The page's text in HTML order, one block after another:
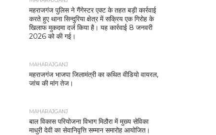
महराजगंज पुलिस ने गैंगेस्टर एक्ट के तहत बड़ी कार्रवाई
करते हुए थाना सिन्दुरिया क्षेत्र में सक्रिय एक गिरोह के
खिलाफ मुकदमा दर्ज किया है। यह कार्रवाई 8 जनवरी
2026 को की गई।
MAHARAJGANJ
महराजगंज भाजपा जिलामंत्री का कथित वीडियो वायरल,
जांच की मांग तेज।
MAHARAJGANJ
बाल विकास परियोजना विभाग मिठौरा में मुख्य सेविका
माधुरी देवी का सेवानिवृत्ति सम्मान समारोह आयोजित।